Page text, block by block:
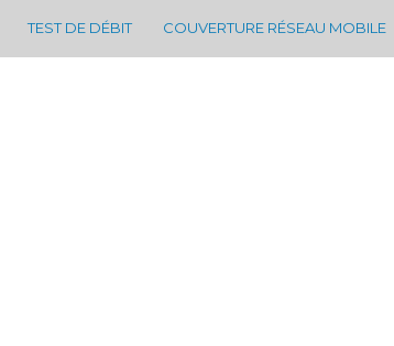
TEST DE DÉBIT COUVERTURE RÉSEAU MOBILE